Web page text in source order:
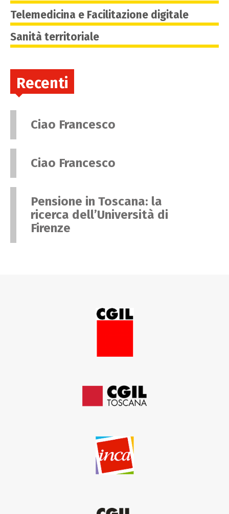
Telemedicina e Facilitazione digitale
Sanità territoriale
Recenti
Ciao Francesco
Ciao Francesco
Pensione in Toscana: la
ricerca dell’Università di
Firenze